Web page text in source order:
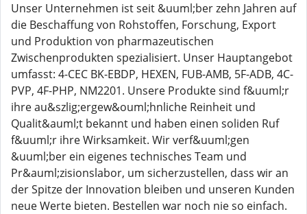
Unser Unternehmen ist seit &uuml;ber zehn Jahren auf
die Beschaffung von Rohstoffen, Forschung, Export
und Produktion von pharmazeutischen
Zwischenprodukten spezialisiert. Unser Hauptangebot
umfasst: 4-CEC BK-EBDP, HEXEN, FUB-AMB, 5F-ADB, 4C-
PVP, 4F-PHP, NM2201. Unsere Produkte sind f&uuml;r
ihre au&szlig;ergew&ouml;hnliche Reinheit und
Qualit&auml;t bekannt und haben einen soliden Ruf
f&uuml;r ihre Wirksamkeit. Wir verf&uuml;gen
&uuml;ber ein eigenes technisches Team und
Pr&auml;zisionslabor, um sicherzustellen, dass wir an
der Spitze der Innovation bleiben und unseren Kunden
neue Werte bieten. Bestellen war noch nie so einfach.